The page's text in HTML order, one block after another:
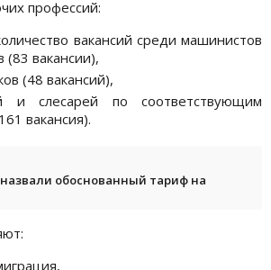
профессий:
вакансий среди машинистов
(83 вакансии),
(48 вакансий),
и слесарей по соответствующим
вакансия).
обоснованный тариф на